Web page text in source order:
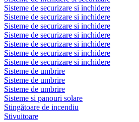
Sisteme de securizare si inchidere
Sisteme de securizare si inchidere
Sisteme de securizare si inchidere
Sisteme de securizare si inchidere
Sisteme de securizare si inchidere
Sisteme de securizare si inchidere
Sisteme de securizare si inchidere
Sisteme de umbrire
Sisteme de umbrire
Sisteme de umbrire
Sisteme si panouri solare
Stingătoare de incendiu
Stivuitoare